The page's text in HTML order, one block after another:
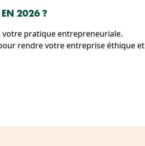
EN 2026 ?
votre pratique entrepreneuriale.
rendre votre entreprise éthique et